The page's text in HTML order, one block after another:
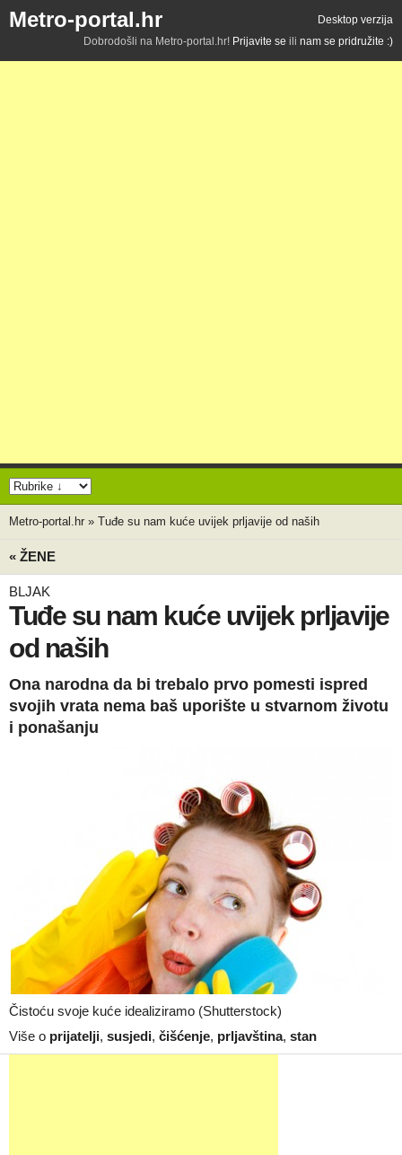
Metro-portal.hr
Desktop verzija
Dobrodošli na Metro-portal.hr! Prijavite se ili nam se pridružite :)
Metro-portal.hr » Tuđe su nam kuće uvijek prljavije od naših
« ŽENE
BLJAK
Tuđe su nam kuće uvijek prljavije
od naših
Ona narodna da bi trebalo prvo pomesti ispred
svojih vrata nema baš uporište u stvarnom životu
i ponašanju
Čistoću svoje kuće idealiziramo (Shutterstock)
Više o prijatelji, susjedi, čišćenje, prljavština, stan